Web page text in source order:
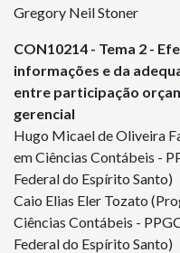
Gregory Neil Stoner
CON10214 - Tema 2 -
informações e da
entre participação
gerencial
Hugo Micael de Oliveira
em Ciências Contábeis -
Federal do Espírito Santo)
Caio Elias Eler Tozato
Ciências Contábeis -
Federal do Espírito Santo)